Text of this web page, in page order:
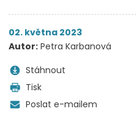
02. května 2023
Autor: Petra Karbanová
Stáhnout
Tisk
Poslat e-mailem